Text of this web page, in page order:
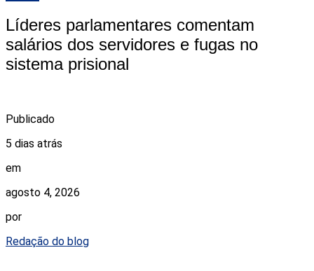
Líderes parlamentares comentam
salários dos servidores e fugas no
sistema prisional
Publicado
5 dias atrás
em
agosto 4, 2026
por
Redação do blog